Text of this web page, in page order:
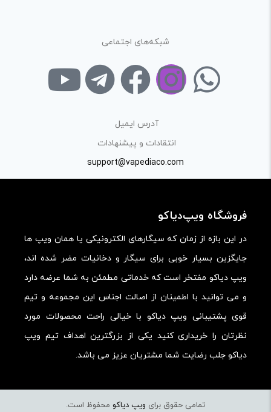
شبکه‌های اجتماعی
آدرس ایمیل
انتقادات و پیشنهادات
support@vapediaco.com
فروشگاه ویپ‌دیاکو
در این بازه از زمان که سیگارهای الکترونیکی یا همان ویپ ها
جایگزین بسیار خوبی برای سیگار و دخانیات مضر شده اند،
ویپ دیاکو مفتخر است که خدماتی مطمئن به شما عرضه دارد
و می توانید با اطمینان از اصالت اجناس این مجموعه و تیم
قوی پشتیبانی ویپ دیاکو با خیالی راحت محصولات مورد
نظرتان را خریداری کنید یکی از بزرگترین اهداف تیم ویپ
دیاکو جلب رضایت شما مشتریان عزیز می باشد.
تمامی حقوق برای ویپ دیاکو محفوظ است.